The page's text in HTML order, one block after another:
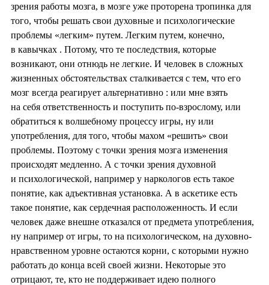
зрения работы мозга, в мозге уже проторена тропинка для
того, чтобы решать свои духовные и психологические
проблемы «легким» путем. Легким путем, конечно,
в кавычках . Потому, что те последствия, которые
возникают, они отнюдь не легкие. И человек в сложных
жизненных обстоятельствах сталкивается с тем, что его
мозг всегда реагирует альтернативно : или мне взять
на себя ответственность и поступить по-взрослому, или
обратиться к волшебному процессу игры, ну или
употребления, для того, чтобы махом «решить» свои
проблемы. Поэтому с точки зрения мозга изменения
происходят медленно. А с точки зрения духовной
и психологической, например у наркологов есть такое
понятие, как адъективная установка. А в аскетике есть
такое понятие, как сердечная расположенность. И если
человек даже внешне отказался от предмета употребления,
ну например от игры, то на психологическом, на духовно-
нравственном уровне остаются корни, с которыми нужно
работать до конца всей своей жизни. Некоторые это
отрицают, те, кто не поддерживает идею полного